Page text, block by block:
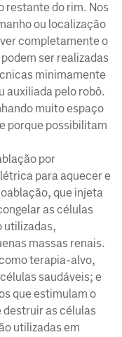
restante do rim. Nos
ou localização
completamente o
ser realizadas
minimamente
auxiliada pelo robô.
muito espaço
porque possibilitam
por
para aquecer e
que injeta
as células
utilizadas,
massas renais.
terapia-alvo,
saudáveis; e
que estimulam o
destruir as células
utilizadas em